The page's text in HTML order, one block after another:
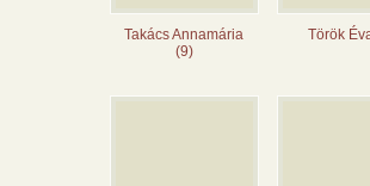
Takács Annamária
(9)
Török